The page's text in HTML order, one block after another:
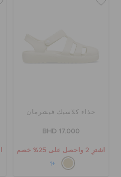
حذاء كلاسيك فيشرمان
BHD 17.000
اشترِ 2 واحصل على 25% خصم
+1